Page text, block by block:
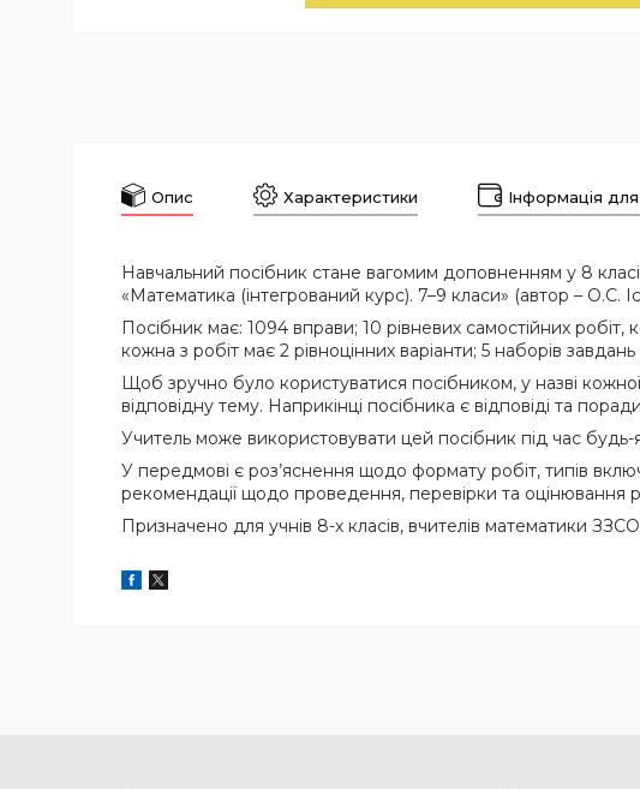
Опис Характеристики Інформація
Навчальний посібник стане вагомим доповненням у 8
«Математика (інтегрований курс). 7–9 класи» (автор – О.С.
Посібник має: 1094 вправи; 10 рівневих самостійних робіт,
кожна з робіт має 2 рівноцінних варіанти; 5 наборів
Щоб зручно було користуватися посібником, у назві
відповідну тему. Наприкінці посібника є відповіді та
Учитель може використовувати цей посібник під час
У передмові є роз’яснення щодо формату робіт, типів
рекомендації щодо проведення, перевірки та оцінювання
Призначено для учнів 8-х класів, вчителів математики